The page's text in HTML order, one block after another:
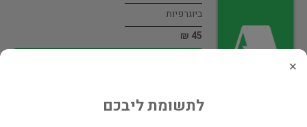
ביוגרפיות
45 ₪
×
לתשומת ליבכם